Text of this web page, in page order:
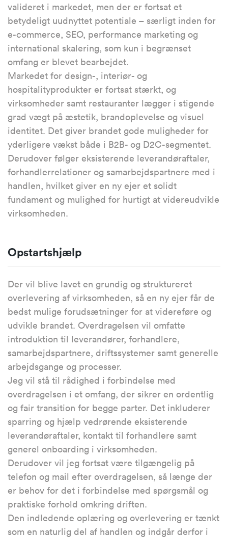
valideret i markedet, men der er fortsat et
betydeligt uudnyttet potentiale – særligt inden for
e-commerce, SEO, performance marketing og
international skalering, som kun i begrænset
omfang er blevet bearbejdet.
Markedet for design-, interiør- og
hospitalityprodukter er fortsat stærkt, og
virksomheder samt restauranter lægger i stigende
grad vægt på æstetik, brandoplevelse og visuel
identitet. Det giver brandet gode muligheder for
yderligere vækst både i B2B- og D2C-segmentet.
Derudover følger eksisterende leverandøraftaler,
forhandlerrelationer og samarbejdspartnere med i
handlen, hvilket giver en ny ejer et solidt
fundament og mulighed for hurtigt at videreudvikle
virksomheden.
Opstartshjælp
Der vil blive lavet en grundig og struktureret
overlevering af virksomheden, så en ny ejer får de
bedst mulige forudsætninger for at videreføre og
udvikle brandet. Overdragelsen vil omfatte
introduktion til leverandører, forhandlere,
samarbejdspartnere, driftssystemer samt generelle
arbejdsgange og processer.
Jeg vil stå til rådighed i forbindelse med
overdragelsen i et omfang, der sikrer en ordentlig
og fair transition for begge parter. Det inkluderer
sparring og hjælp vedrørende eksisterende
leverandøraftaler, kontakt til forhandlere samt
generel onboarding i virksomheden.
Derudover vil jeg fortsat være tilgængelig på
telefon og mail efter overdragelsen, så længe der
er behov for det i forbindelse med spørgsmål og
praktiske forhold omkring driften.
Den indledende oplæring og overlevering er tænkt
som en naturlig del af handlen og indgår derfor i